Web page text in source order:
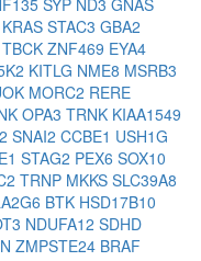
SYP ND3 GNAS
KRAS STAC3 GBA2
TBCK ZNF469 EYA4
KITLG NME8 MSRB3
MORC2 RERE
OPA3 TRNK KIAA1549
SNAI2 CCBE1 USH1G
STAG2 PEX6 SOX10
TRNP MKKS SLC39A8
BTK HSD17B10
NDUFA12 SDHD
ZMPSTE24 BRAF